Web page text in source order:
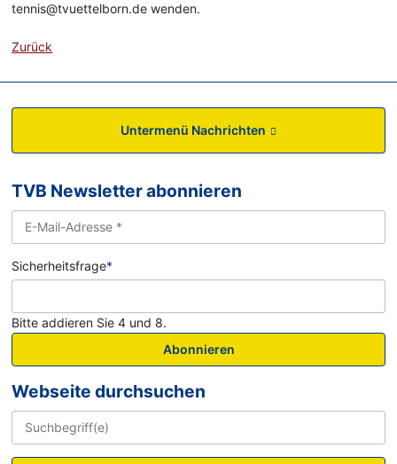
tennis@tvuettelborn.de wenden.
Zurück
Untermenü Nachrichten
TVB Newsletter abonnieren
Sicherheitsfrage*
Bitte addieren Sie 4 und 8.
Abonnieren
Webseite durchsuchen